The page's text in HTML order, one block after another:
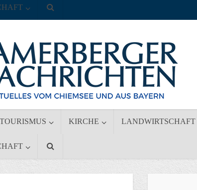
TOURISMUS KIRCHE LANDWIRTSCHAFT